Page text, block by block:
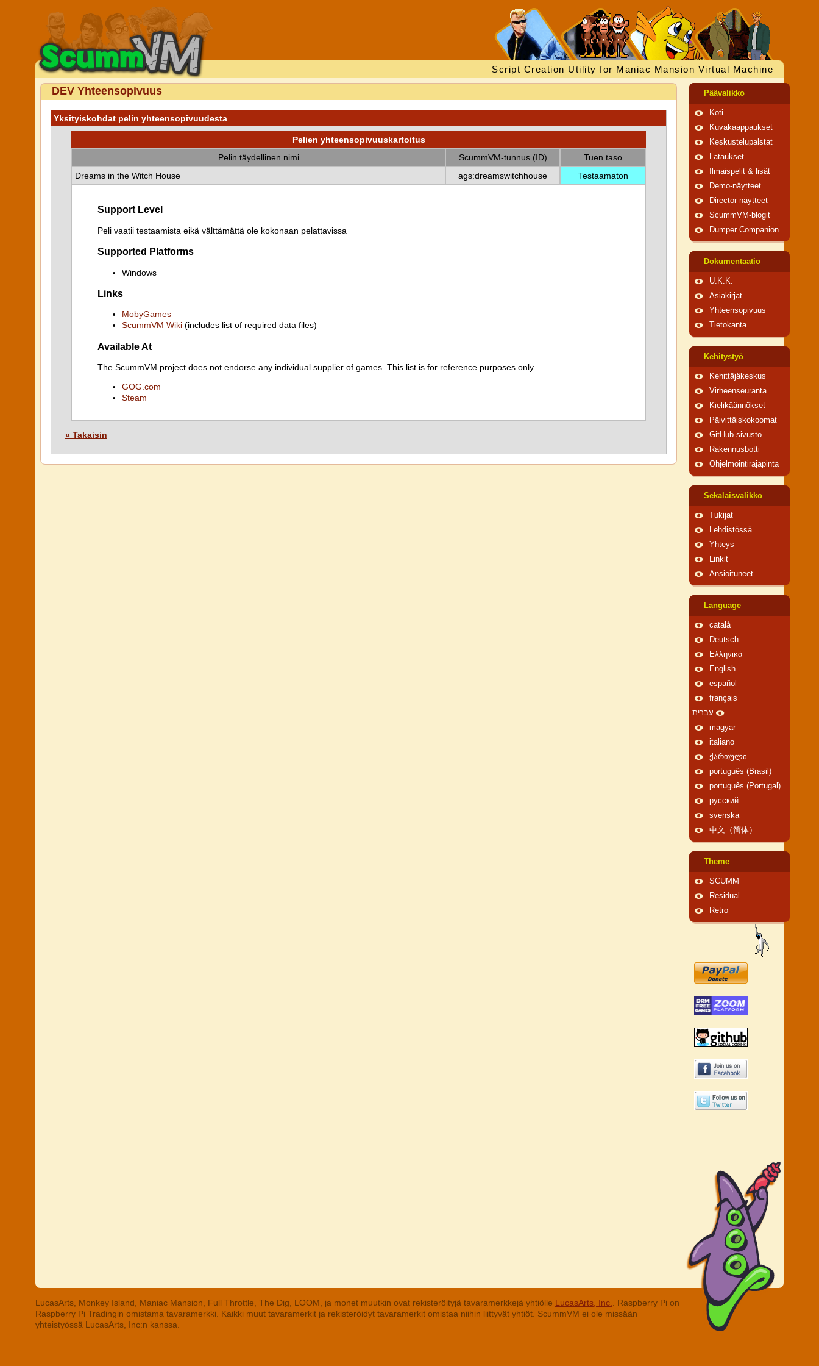
Script Creation Utility for Maniac Mansion Virtual Machine
DEV Yhteensopivuus
Yksityiskohdat pelin yhteensopivuudesta
Pelien yhteensopivuuskartoitus
Pelin täydellinen nimi
ScummVM-tunnus (ID)
Tuen taso
Dreams in the Witch House
ags:dreamswitchhouse Testaamaton
Support Level
Peli vaatii testaamista eikä välttämättä ole kokonaan pelattavissa
Supported Platforms
Windows
Links
MobyGames
ScummVM Wiki (includes list of required data files)
Available At
The ScummVM project does not endorse any individual supplier of games. This list is for reference purposes only.
GOG.com
Steam
« Takaisin
Päävalikko
Koti
Kuvakaappaukset
Keskustelupalstat
Lataukset
Ilmaispelit & lisät
Demo-näytteet
Director-näytteet
ScummVM-blogit
Dumper Companion
Dokumentaatio
U.K.K.
Asiakirjat
Yhteensopivuus
Tietokanta
Kehitystyö
Kehittäjäkeskus
Virheenseuranta
Kielikäännökset
Päivittäiskokoomat
GitHub-sivusto
Rakennusbotti
Ohjelmointirajapinta
Sekalaisvalikko
Tukijat
Lehdistössä
Yhteys
Linkit
Ansioituneet
Language
català
Deutsch
Ελληνικά
English
español
français
עברית
magyar
italiano
ქართული
português (Brasil)
português (Portugal)
русский
svenska
中文（简体）
Theme
SCUMM
Residual
Retro
LucasArts, Monkey Island, Maniac Mansion, Full Throttle, The Dig, LOOM, ja monet muutkin ovat rekisteröityjä tavaramerkkejä yhtiölle LucasArts, Inc.
. Raspberry Pi on
Raspberry Pi Tradingin omistama tavaramerkki. Kaikki muut tavaramerkit ja rekisteröidyt tavaramerkit omistaa niihin liittyvät yhtiöt. ScummVM ei ole missään
yhteistyössä LucasArts, Inc:n kanssa.